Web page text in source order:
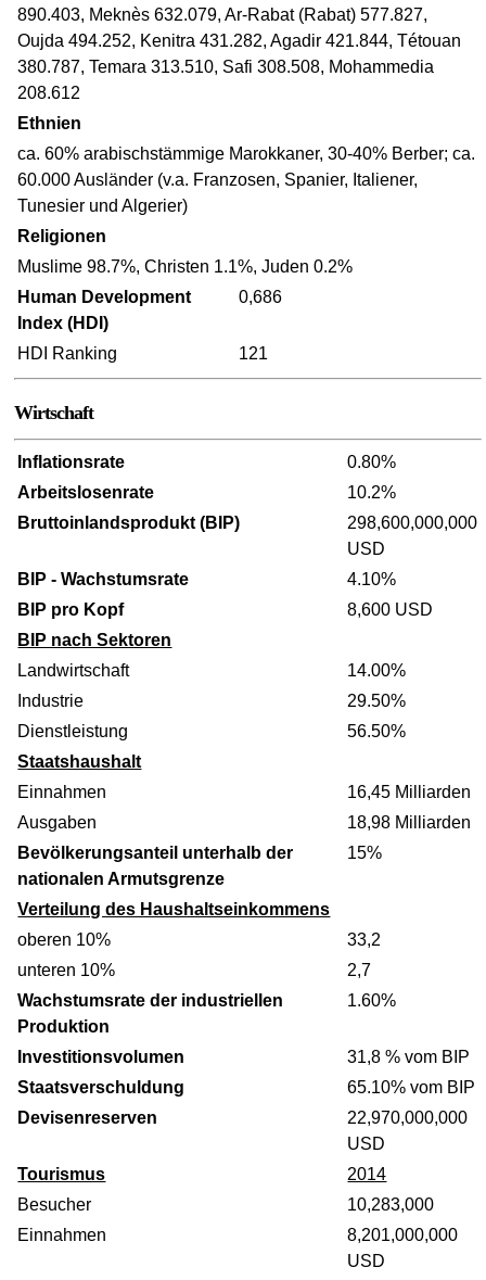
890.403, Meknès 632.079, Ar-Rabat (Rabat) 577.827,
Oujda 494.252, Kenitra 431.282, Agadir 421.844, Tétouan
380.787, Temara 313.510, Safi 308.508, Mohammedia
208.612
Ethnien
ca. 60% arabischstämmige Marokkaner, 30-40% Berber; ca.
60.000 Ausländer (v.a. Franzosen, Spanier, Italiener,
Tunesier und Algerier)
Religionen
Muslime 98.7%, Christen 1.1%, Juden 0.2%
Human Development
Index (HDI)
0,686
HDI Ranking 121
Wirtschaft
Inflationsrate
0.80%
Arbeitslosenrate
10.2%
Bruttoinlandsprodukt (BIP)
298,600,000,000
USD
BIP - Wachstumsrate
4.10%
BIP pro Kopf
8,600 USD
BIP nach Sektoren
Landwirtschaft
14.00%
Industrie
29.50%
Dienstleistung
56.50%
Staatshaushalt
Einnahmen
16,45 Milliarden
Ausgaben
18,98 Milliarden
Bevölkerungsanteil unterhalb der
nationalen Armutsgrenze
15%
Verteilung des Haushaltseinkommens
oberen 10%
33,2
unteren 10%
2,7
Wachstumsrate der industriellen
Produktion
1.60%
Investitionsvolumen
31,8 % vom BIP
Staatsverschuldung
65.10% vom BIP
Devisenreserven
22,970,000,000
USD
Tourismus
2014
Besucher
10,283,000
Einnahmen
8,201,000,000
USD